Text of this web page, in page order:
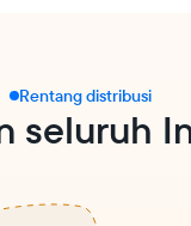
Rentang distribusi
seluruh